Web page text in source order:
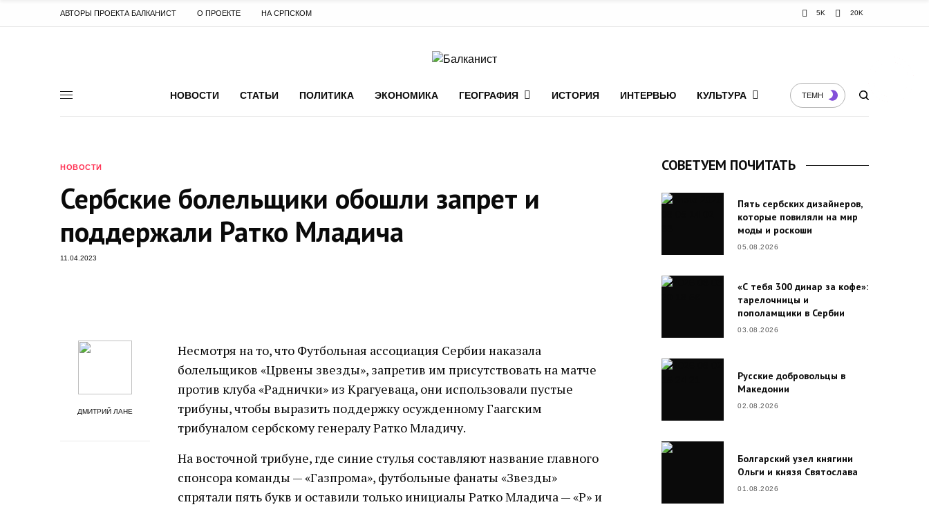
АВТОРЫ ПРОЕКТА БАЛКАНИСТ О ПРОЕКТЕ НА СРПСКОМ 5K 20K
НОВОСТИ СТАТЬИ ПОЛИТИКА ЭКОНОМИКА ГЕОГРАФИЯ ИСТОРИЯ ИНТЕРВЬЮ КУЛЬТУРА ТЕМН
НОВОСТИ
Сербские болельщики обошли запрет и
поддержали Ратко Младича
11.04.2023
ДМИТРИЙ ЛАНЕ
Несмотря на то, что Футбольная ассоциация Сербии наказала
болельщиков «Црвены звезды», запретив им присутствовать на матче
против клуба «Раднички» из Крагуеваца, они использовали пустые
трибуны, чтобы выразить поддержку осужденному Гаагским
трибуналом сербскому генералу Ратко Младичу.
На восточной трибуне, где синие стулья составляют название главного
спонсора команды — «Газпрома», футбольные фанаты «Звезды»
спрятали пять букв и оставили только инициалы Ратко Младича — «Р» и
СОВЕТУЕМ ПОЧИТАТЬ
Пять сербских дизайнеров,
которые повиляли на мир
моды и роскоши
05.08.2026
«С тебя 300 динар за кофе»:
тарелочницы и
пополамщики в Сербии
03.08.2026
Русские добровольцы в
Македонии
02.08.2026
Болгарский узел княгини
Ольги и князя Святослава
01.08.2026